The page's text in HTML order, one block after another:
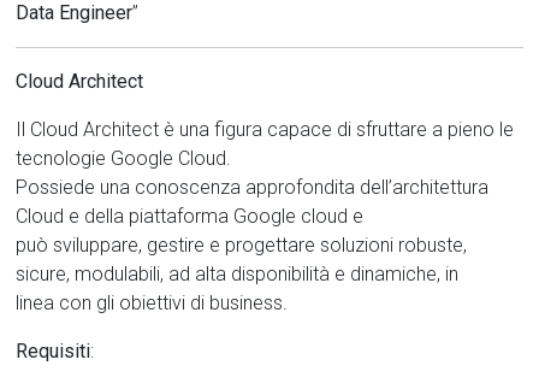
Data Engineer”
Cloud Architect
Il Cloud Architect è una figura capace di sfruttare a pieno le
tecnologie Google Cloud.
Possiede una conoscenza approfondita dell’architettura
Cloud e della piattaforma Google cloud e
può sviluppare, gestire e progettare soluzioni robuste,
sicure, modulabili, ad alta disponibilità e dinamiche, in
linea con gli obiettivi di business.
Requisiti: